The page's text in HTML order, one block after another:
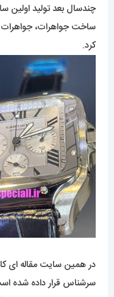
چندسال بعد تولید اولین
ساخت جواهرات،
کرد.
در همین سایت مقاله ای
سرشناس قرار داده شده